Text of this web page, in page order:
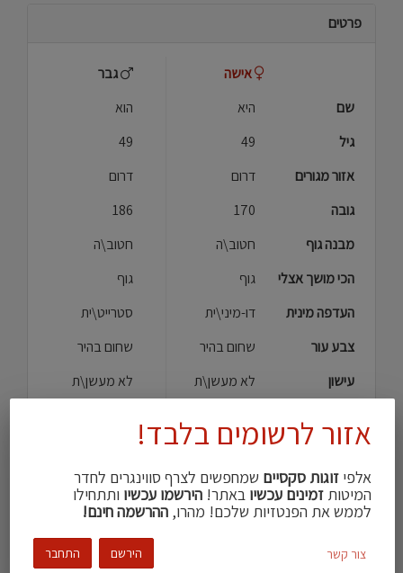
פרטים
אישה
גבר
שם
היא
הוא
גיל
49
49
אזור מגורים
דרום
דרום
גובה
170
186
מבנה גוף
חטוב\ה
חטוב\ה
הכי מושך אצלי
גוף
גוף
העדפה מינית
דו-מיני\ית
סטרייט\ית
צבע עור
שחום בהיר
שחום בהיר
עישון
לא מעשן\ת
לא מעשן\ת
שפות
עברית, אנגלית
אזור לרשומים בלבד!
אלפיזוגות סקסיים שמחפשים לצרף סווינגרים לחדר
המיטותזמינים עכשיו באתר!הירשמו עכשיו ותתחילו
לממש את הפנטזיות שלכם! מהרו,ההרשמה חינם!
הירשם התחבר צור קשר